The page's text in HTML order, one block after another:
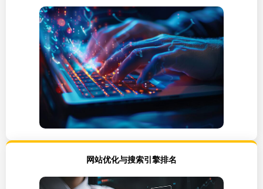
网站优化与搜索引擎排名